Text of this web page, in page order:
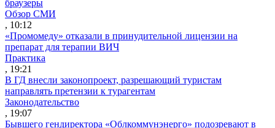
браузеры
Обзор СМИ
, 10:12
«Промомеду» отказали в принудительной лицензии на
препарат для терапии ВИЧ
Практика
, 19:21
В ГД внесли законопроект, разрешающий туристам
направлять претензии к турагентам
Законодательство
, 19:07
Бывшего гендиректора «Облкоммунэнерго» подозревают в